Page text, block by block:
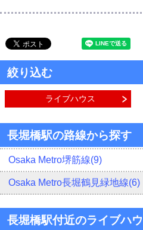
絞り込む
ライブハウス
長堀橋駅の路線から探す
Osaka Metro堺筋線(9)
Osaka Metro長堀鶴見緑地線(6)
長堀橋駅付近のライブハ